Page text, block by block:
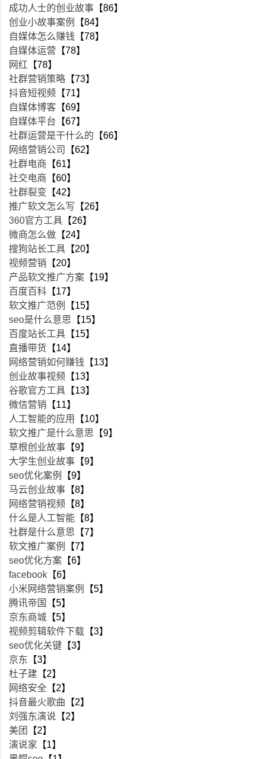
成功人士的创业故事 【86】
创业小故事案例
【84】
自媒体怎么赚钱 【78】
自媒体运营 【78】
网红 【78】
社群营销策略 【73】
抖音短视频 【71】
自媒体博客 【69】
自媒体平台 【67】
社群运营是干什么的 【66】
网络营销公司
【62】
社群电商 【61】
社交电商 【60】
社群裂变 【42】
推广软文怎么写 【26】
360官方工具 【26】
微商怎么做 【24】
搜狗站长工具 【20】
视频营销 【20】
产品软文推广方案 【19】
百度百科 【17】
软文推广范例
【15】
seo是什么意思 【15】
百度站长工具 【15】
直播带货 【14】
网络营销如何赚钱 【13】
创业故事视频 【13】
谷歌官方工具 【13】
微信营销 【11】
人工智能的应用
【10】
软文推广是什么意思 【9】
草根创业故事 【9】
大学生创业故事 【9】
seo优化案例
【9】
马云创业故事 【8】
网络营销视频 【8】
什么是人工智能 【8】
社群是什么意思 【7】
软文推广案例
【7】
seo优化方案 【6】
facebook 【6】
小米网络营销案例
【5】
腾讯帝国
【5】
京东商城 【5】
视频剪辑软件下载 【3】
seo优化关键 【3】
京东 【3】
杜子建 【2】
网络安全 【2】
抖音最火歌曲 【2】
刘强东演说 【2】
美团
【2】
演说家 【1】